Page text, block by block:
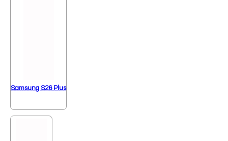
Samsung S26 Plus